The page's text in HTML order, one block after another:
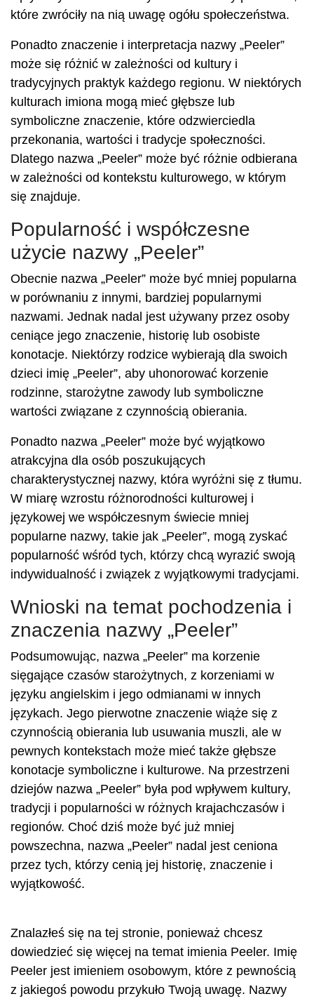
które zwróciły na nią uwagę ogółu społeczeństwa.
Ponadto znaczenie i interpretacja nazwy „Peeler”
może się różnić w zależności od kultury i
tradycyjnych praktyk każdego regionu. W niektórych
kulturach imiona mogą mieć głębsze lub
symboliczne znaczenie, które odzwierciedla
przekonania, wartości i tradycje społeczności.
Dlatego nazwa „Peeler” może być różnie odbierana
w zależności od kontekstu kulturowego, w którym
się znajduje.
Popularność i współczesne
użycie nazwy „Peeler”
Obecnie nazwa „Peeler” może być mniej popularna
w porównaniu z innymi, bardziej popularnymi
nazwami. Jednak nadal jest używany przez osoby
ceniące jego znaczenie, historię lub osobiste
konotacje. Niektórzy rodzice wybierają dla swoich
dzieci imię „Peeler”, aby uhonorować korzenie
rodzinne, starożytne zawody lub symboliczne
wartości związane z czynnością obierania.
Ponadto nazwa „Peeler” może być wyjątkowo
atrakcyjna dla osób poszukujących
charakterystycznej nazwy, która wyróżni się z tłumu.
W miarę wzrostu różnorodności kulturowej i
językowej we współczesnym świecie mniej
popularne nazwy, takie jak „Peeler”, mogą zyskać
popularność wśród tych, którzy chcą wyrazić swoją
indywidualność i związek z wyjątkowymi tradycjami.
Wnioski na temat pochodzenia i
znaczenia nazwy „Peeler”
Podsumowując, nazwa „Peeler” ma korzenie
sięgające czasów starożytnych, z korzeniami w
języku angielskim i jego odmianami w innych
językach. Jego pierwotne znaczenie wiąże się z
czynnością obierania lub usuwania muszli, ale w
pewnych kontekstach może mieć także głębsze
konotacje symboliczne i kulturowe. Na przestrzeni
dziejów nazwa „Peeler” była pod wpływem kultury,
tradycji i popularności w różnych krajachczasów i
regionów. Choć dziś może być już mniej
powszechna, nazwa „Peeler” nadal jest ceniona
przez tych, którzy cenią jej historię, znaczenie i
wyjątkowość.
Znalazłeś się na tej stronie, ponieważ chcesz
dowiedzieć się więcej na temat imienia Peeler. Imię
Peeler jest imieniem osobowym, które z pewnością
z jakiegoś powodu przykuło Twoją uwagę. Nazwy